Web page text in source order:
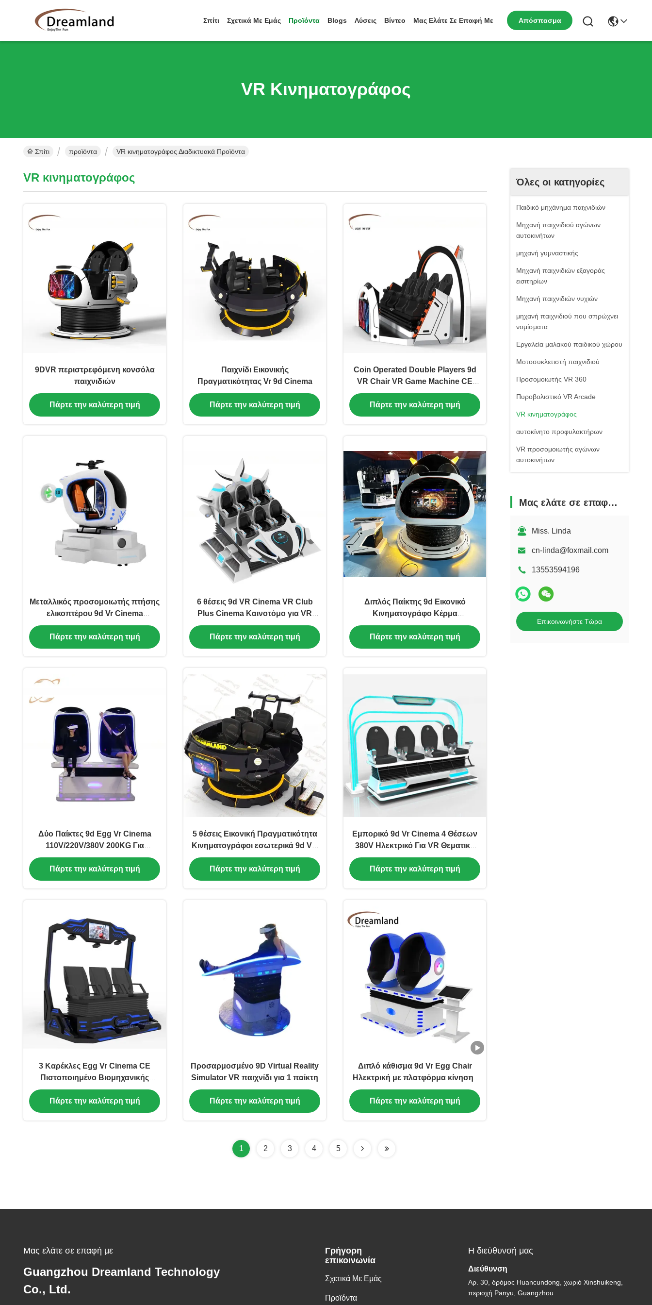
Σπίτι Σχετικά Με Εμάς Προϊόντα Blogs Λύσεις Βίντεο Μας Ελάτε Σε Επαφή Με Απόσπασμα
VR Κινηματογράφος
Σπίτι προϊόντα VR κινηματογράφος Διαδικτυακά Προϊόντα
Όλες οι κατηγορίες
Παιδικό μηχάνημα παιχνιδιών
Μηχανή παιχνιδιού αγώνων
αυτοκινήτων
μηχανή γυμναστικής
Μηχανή παιχνιδιών εξαγοράς
εισιτηρίων
Μηχανή παιχνιδιών νυχιών
μηχανή παιχνιδιού που σπρώχνει
νομίσματα
Εργαλεία μαλακού παιδικού χώρου
Μοτοσυκλετιστή παιχνιδιού
Προσομοιωτής VR 360
Πυροβολιστικό VR Arcade
VR κινηματογράφος
αυτοκίνητο προφυλακτήρων
VR προσομοιωτής αγώνων
αυτοκινήτων
Μας ελάτε σε επαφή με
Miss. Linda
cn-linda@foxmail.com
13553594196
Επικοινωνήστε Τώρα
VR κινηματογράφος
9DVR περιστρεφόμενη κονσόλα
παιχνιδιών
Πάρτε την καλύτερη τιμή
Παιχνίδι Εικονικής
Πραγματικότητας Vr 9d Cinema
Πάρτε την καλύτερη τιμή
Coin Operated Double Players 9d
VR Chair VR Game Machine CE
Certificate
Πάρτε την καλύτερη τιμή
Μεταλλικός προσομοιωτής πτήσης
ελικοπτέρου 9d Vr Cinema
Professional με χωρητικότητα
250kg
Πάρτε την καλύτερη τιμή
6 θέσεις 9d VR Cinema VR Club
Plus Cinema Καινοτόμο για VR
Πάρκο Ατραξιόν
Πάρτε την καλύτερη τιμή
Διπλός Παίκτης 9d Εικονικό
Κινηματογράφο Κέρμα
Ενεργοποιημένο Παντά VR
προσομοιωτή
Πάρτε την καλύτερη τιμή
Δύο Παίκτες 9d Egg Vr Cinema
110V/220V/380V 200KG Για
Διασκέδαση
Πάρτε την καλύτερη τιμή
5 θέσεις Εικονική Πραγματικότητα
Κινηματογράφοι εσωτερικά 9d VR
Καρέκλα Για εντυπωσιακές
ομαδικές εμπειρίες
Πάρτε την καλύτερη τιμή
Εμπορικό 9d Vr Cinema 4 Θέσεων
380V Ηλεκτρικό Για VR Θεματικό
Πάρκο
Πάρτε την καλύτερη τιμή
3 Καρέκλες Egg Vr Cinema CE
Πιστοποιημένο Βιομηχανικής
Κλάσης Για Ψυχαγωγία
Πάρτε την καλύτερη τιμή
Προσαρμοσμένο 9D Virtual Reality
Simulator VR παιχνίδι για 1 παίκτη
Πάρτε την καλύτερη τιμή
Διπλό κάθισμα 9d Vr Egg Chair
Ηλεκτρική με πλατφόρμα κίνησης
19"/21"/ 42" οθόνη αφής
Πάρτε την καλύτερη τιμή
1 2 3 4 5
Μας ελάτε σε επαφή με
Guangzhou Dreamland Technology
Co., Ltd.
Γρήγορη
επικοινωνία
Σχετικά Με Εμάς
Προϊόντα
Η διεύθυνσή μας
Διεύθυνση
Αρ. 30, δρόμος Huancundong, χωριό Xinshuikeng,
περιοχή Panyu, Guangzhou